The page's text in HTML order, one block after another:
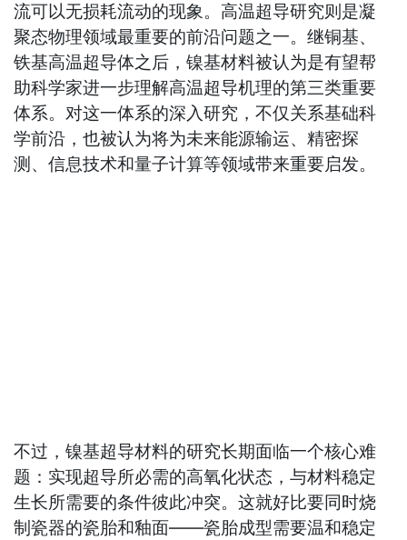
流可以无损耗流动的现象。高温超导研究则是凝
聚态物理领域最重要的前沿问题之一。继铜基、
铁基高温超导体之后，镍基材料被认为是有望帮
助科学家进一步理解高温超导机理的第三类重要
体系。对这一体系的深入研究，不仅关系基础科
学前沿，也被认为将为未来能源输运、精密探
测、信息技术和量子计算等领域带来重要启发。
不过，镍基超导材料的研究长期面临一个核心难
题：实现超导所必需的高氧化状态，与材料稳定
生长所需要的条件彼此冲突。这就好比要同时烧
制瓷器的瓷胎和釉面——瓷胎成型需要温和稳定